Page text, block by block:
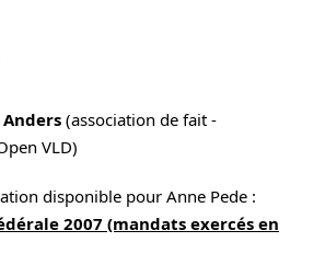
Anders (association de fait -
VLD)
disponible pour Anne Pede :
2007 (mandats exercés en